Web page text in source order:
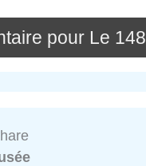
pour Le 148